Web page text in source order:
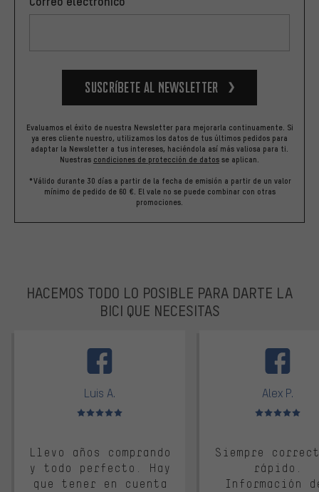
Suscríbete al newsletter
Evaluamos el éxito de nuestra Newsletter para mejorarla continuamente. Si
ya eres cliente nuestro, utilizamos los datos de tus últimos pedidos para
adaptar la Newsletter a tus intereses, haciéndola así más valiosa para ti.
Nuestras condiciones de protección de datos se aplican.
*Válido durante 30 días a partir de la fecha de emisión a partir de un valor
mínimo de pedido de 60 €. El vale no se puede combinar con otras
promociones.
HACEMOS TODO LO POSIBLE PARA DARTE LA
BICI QUE NECESITAS
Luis A.
Valoración media: 5 de 5
Llevo años comprando
y todo perfecto. Hay
que tener en cuenta
Alex P.
Valoración
Siempre
rápido.
Información